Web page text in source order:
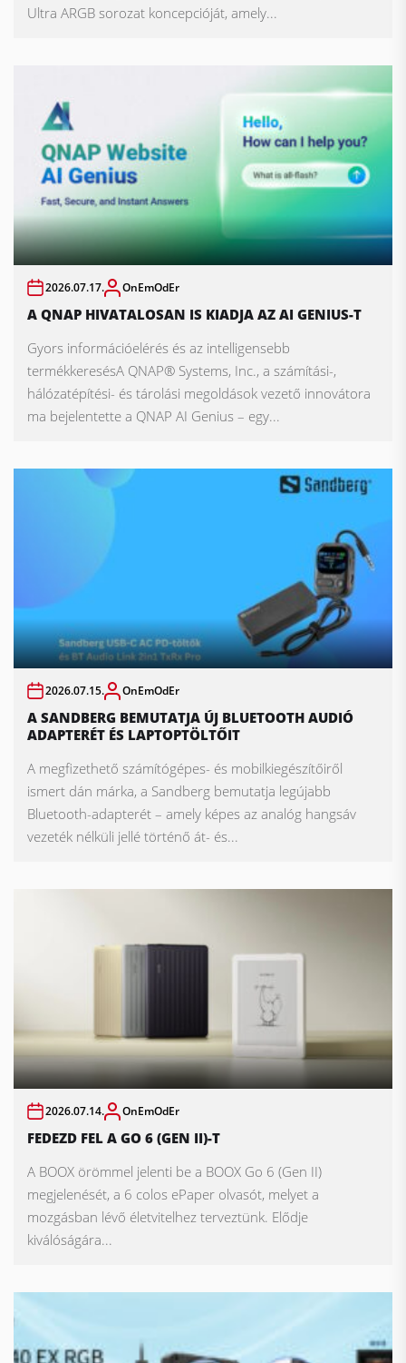
Ultra ARGB sorozat koncepcióját, amely...
2026.07.17. OnEmOdEr
A QNAP HIVATALOSAN IS KIADJA AZ AI GENIUS-T
Gyors információelérés és az intelligensebb
termékkeresésA QNAP® Systems, Inc., a számítási-,
hálózatépítési- és tárolási megoldások vezető innovátora
ma bejelentette a QNAP AI Genius – egy...
2026.07.15. OnEmOdEr
A SANDBERG BEMUTATJA ÚJ BLUETOOTH AUDIÓ
ADAPTERÉT ÉS LAPTOPTÖLTŐIT
A megfizethető számítógépes- és mobilkiegészítőiről
ismert dán márka, a Sandberg bemutatja legújabb
Bluetooth-adapterét – amely képes az analóg hangsáv
vezeték nélküli jellé történő át- és...
2026.07.14. OnEmOdEr
FEDEZD FEL A GO 6 (GEN II)-T
A BOOX örömmel jelenti be a BOOX Go 6 (Gen II)
megjelenését, a 6 colos ePaper olvasót, melyet a
mozgásban lévő életvitelhez terveztünk. Elődje
kiválóságára...